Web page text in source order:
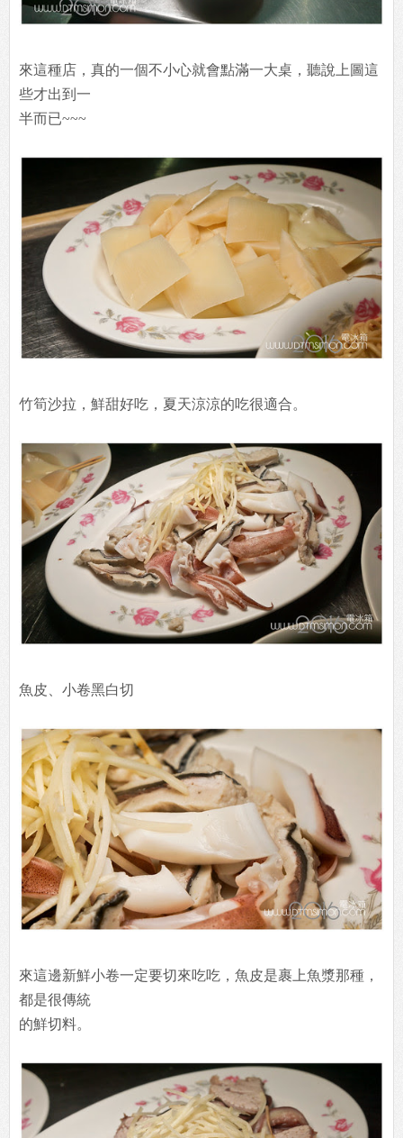
來這種店，真的一個不小心就會點滿一大桌，聽說上圖這
些才出到一
半而已~~~
竹筍沙拉，鮮甜好吃，夏天涼涼的吃很適合。
魚皮、小卷黑白切
來這邊新鮮小卷一定要切來吃吃，魚皮是裹上魚漿那種，
都是很傳統
的鮮切料。